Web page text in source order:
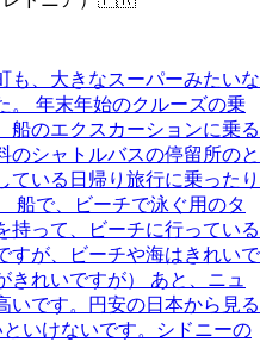
も、大きなスーパーみたいな
。 年末年始のクルーズの乗
船のエクスカーションに乗る
のシャトルバスの停留所のと
ている日帰り旅行に乗ったり
船で、ビーチで泳ぐ用のタ
持って、ビーチに行っている
すが、ビーチや海はきれいで
れいですが） あと、ニュ
いです。円安の日本から見る
いけないです。シドニーの